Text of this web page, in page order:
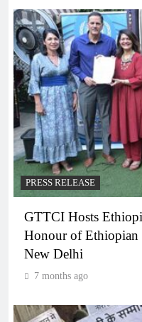
PRESS RELEASE
GTTCI Hosts
Honour of Ethiopian
New Delhi
7 months ago